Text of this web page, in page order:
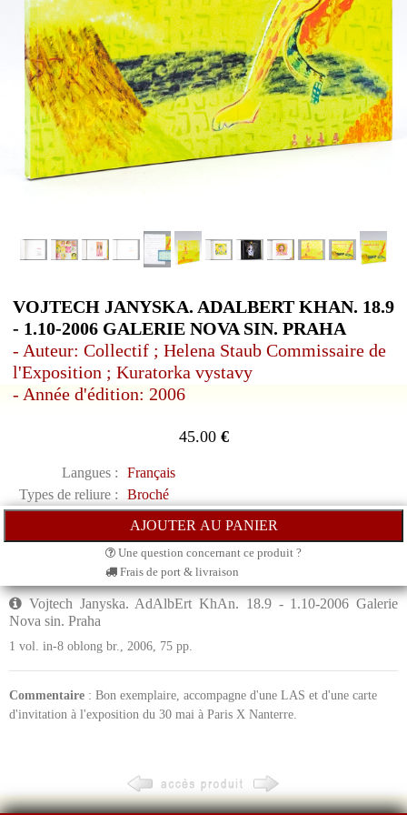
VOJTECH JANYSKA. ADALBERT KHAN. 18.9
- 1.10-2006 GALERIE NOVA SIN. PRAHA
- Auteur: Collectif ; Helena Staub Commissaire de
l'Exposition ; Kuratorka vystavy
- Année d'édition: 2006
45.00€
Langues :
Français
Types de reliure :
Broché
Une question concernant ce produit ?
Frais de port & livraison
Vojtech Janyska. AdAlbErt KhAn. 18.9 - 1.10-2006 Galerie
Nova sin. Praha
1 vol. in-8 oblong br., 2006, 75 pp.
Commentaire : Bon exemplaire, accompagne d'une LAS et d'une carte
d'invitation à l'exposition du 30 mai à Paris X Nanterre.